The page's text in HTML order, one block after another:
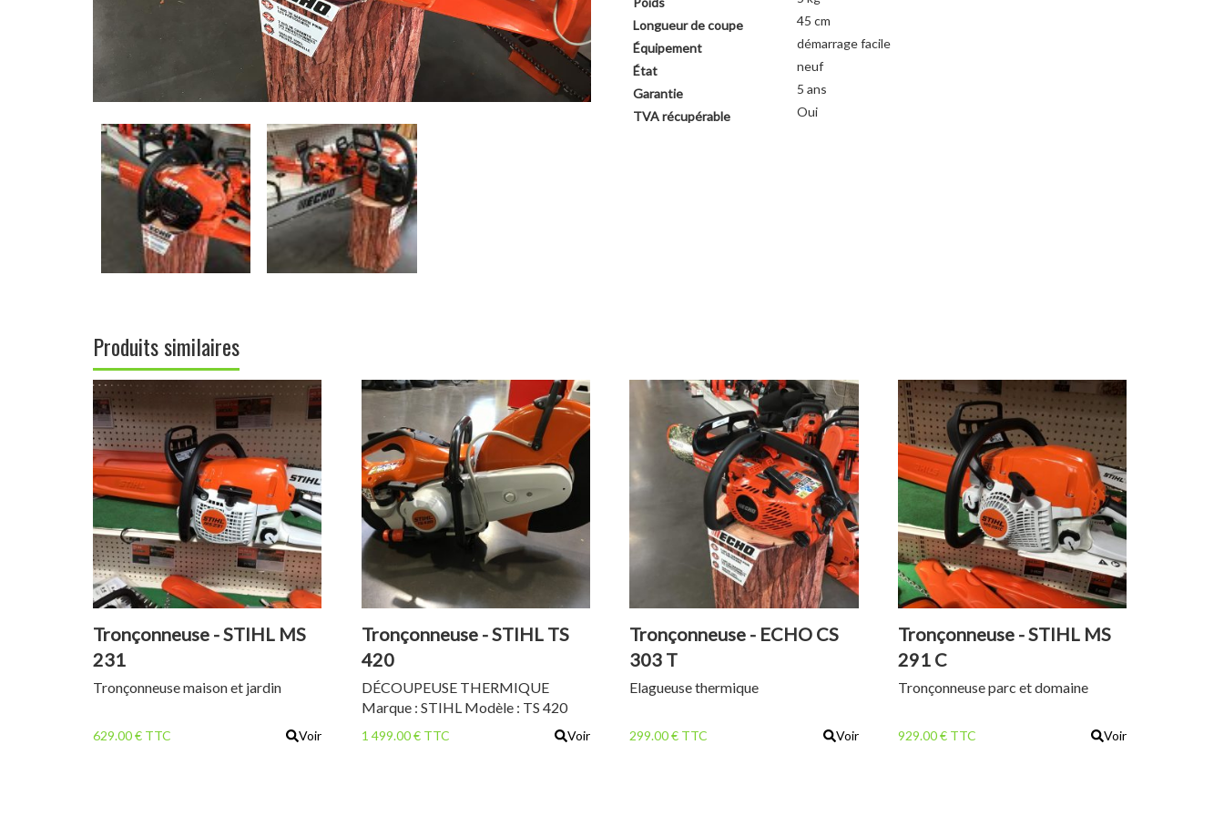
Longueur de coupe
45 cm
Équipement
démarrage facile
État
neuf
Garantie
5 ans
TVA récupérable
Oui
Produits similaires
Tronçonneuse - STIHL MS
231
Tronçonneuse maison et jardin
629.00 € TTC Voir
Tronçonneuse - STIHL TS
420
DÉCOUPEUSE THERMIQUE
Marque : STIHL Modèle : TS 420
Puissance : 3,2 kW Cylindrée : 66,7
1 499.00 € TTC Voir
Tronçonneuse - ECHO CS
303 T
Elagueuse thermique
299.00 € TTC Voir
Tronçonneuse - STIHL MS
291 C
Tronçonneuse parc et domaine
929.00 € TTC Voir